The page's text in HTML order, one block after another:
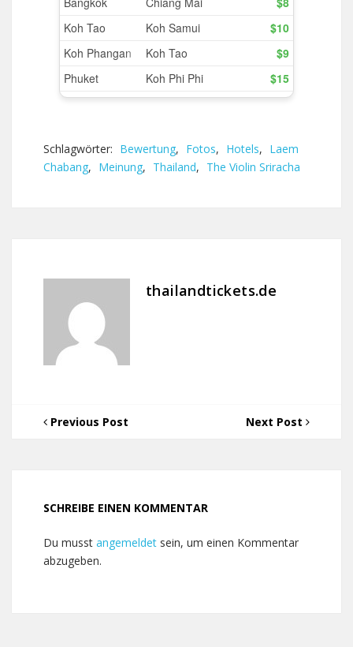
Schlagwörter: Bewertung, Fotos, Hotels, Laem
Chabang, Meinung, Thailand, The Violin Sriracha
thailandtickets.de
Previous Post Next Post
SCHREIBE EINEN KOMMENTAR
Du musst angemeldet sein, um einen Kommentar
abzugeben.